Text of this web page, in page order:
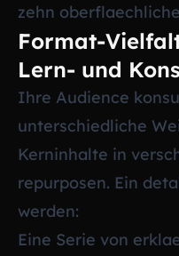
zehn
Format-
Lern- und
Ihre Audience
unterschiedliche
Kerninhalte in
repurposen. Ein
werden:
Eine Serie von